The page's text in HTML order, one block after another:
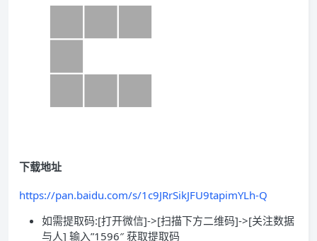
下载地址
https://pan.baidu.com/s/1c9JRrSikJFU9tapimYLh-Q
如需提取码:[打开微信]->[扫描下方二维码]->[关注数据
与人] 输入”1596″ 获取提取码